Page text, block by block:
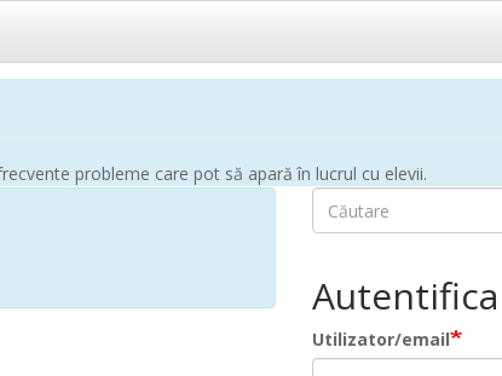
probleme care pot să apară în lucrul cu elevii.
Căutare
Căutare
Utilizator/email